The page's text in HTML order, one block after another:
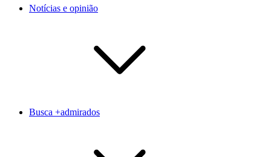
Notícias e opinião
Busca +admirados